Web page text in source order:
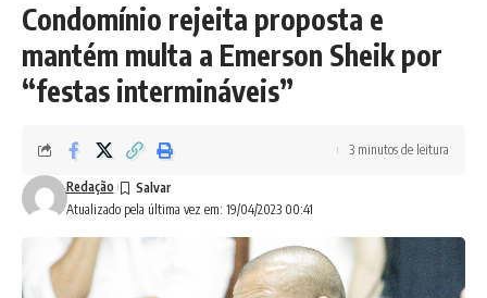
Condomínio rejeita proposta e
mantém multa a Emerson Sheik por
“festas intermináveis”
Atualizado pela última vez em: 19/04/2023 00:41
Redação
3 minutos de leitura